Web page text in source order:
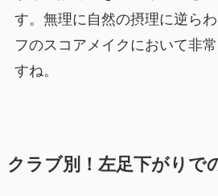
す。無理に自然の摂理に逆ら
フのスコアメイクにおいて非
すね。
クラブ別！左足下がりで